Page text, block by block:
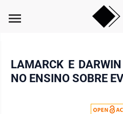
menu
LAMARCK E
NO ENSINO SOBRE